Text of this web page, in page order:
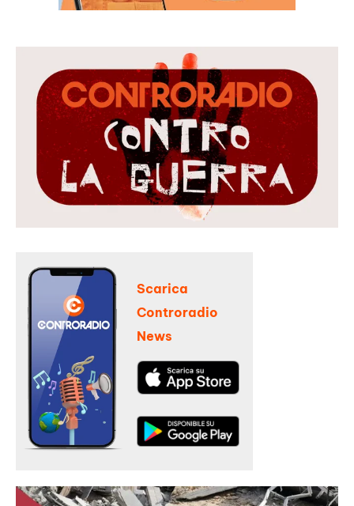
Scarica
Controradio
News